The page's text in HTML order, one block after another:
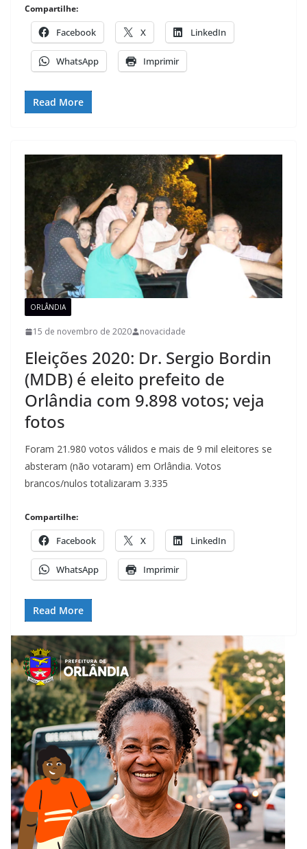
Compartilhe:
Facebook X LinkedIn
WhatsApp Imprimir
Read More
ORLÂNDIA
15 de novembro de 2020 novacidade
Eleições 2020: Dr. Sergio Bordin
(MDB) é eleito prefeito de
Orlândia com 9.898 votos; veja
fotos
Foram 21.980 votos válidos e mais de 9 mil eleitores se
absteram (não votaram) em Orlândia. Votos
brancos/nulos totalizaram 3.335
Compartilhe:
Facebook X LinkedIn
WhatsApp Imprimir
Read More